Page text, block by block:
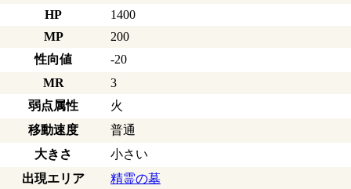
HP
1400
MP
200
性向値
-20
MR
3
弱点属性
火
移動速度
普通
大きさ
小さい
出現エリア
精霊の墓